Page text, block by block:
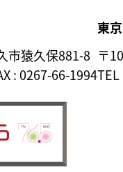
市猿久保881-8
: 0267-66-1994
東
〒
TEL